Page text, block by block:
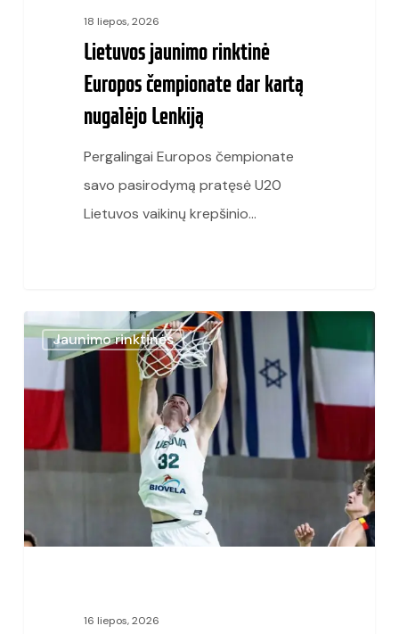
18 liepos, 2026
Lietuvos jaunimo rinktinė
Europos čempionate dar kartą
nugalėjo Lenkiją
Pergalingai Europos čempionate
savo pasirodymą pratęsė U20
Lietuvos vaikinų krepšinio…
U20
Europos
nepaliko
Jaunimo rinktinės
16 liepos, 2026